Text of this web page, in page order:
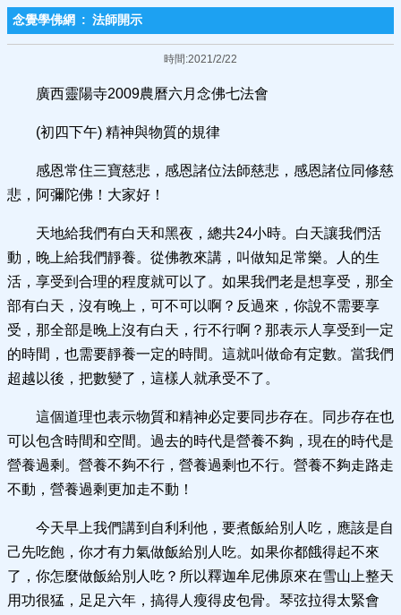
念覺學佛網 : 法師開示
時間:2021/2/22
廣西靈陽寺2009農曆六月念佛七法會
(初四下午) 精神與物質的規律
感恩常住三寶慈悲，感恩諸位法師慈悲，感恩諸位同修慈
悲，阿彌陀佛！大家好！
天地給我們有白天和黑夜，總共24小時。白天讓我們活
動，晚上給我們靜養。從佛教來講，叫做知足常樂。人的生
活，享受到合理的程度就可以了。如果我們老是想享受，那全
部有白天，沒有晚上，可不可以啊？反過來，你說不需要享
受，那全部是晚上沒有白天，行不行啊？那表示人享受到一定
的時間，也需要靜養一定的時間。這就叫做命有定數。當我們
超越以後，把數變了，這樣人就承受不了。
這個道理也表示物質和精神必定要同步存在。同步存在也
可以包含時間和空間。過去的時代是營養不夠，現在的時代是
營養過剩。營養不夠不行，營養過剩也不行。營養不夠走路走
不動，營養過剩更加走不動！
今天早上我們講到自利利他，要煮飯給別人吃，應該是自
己先吃飽，你才有力氣做飯給別人吃。如果你都餓得起不來
了，你怎麼做飯給別人吃？所以釋迦牟尼佛原來在雪山上整天
用功很猛，足足六年，搞得人瘦得皮包骨。琴弦拉得太緊會